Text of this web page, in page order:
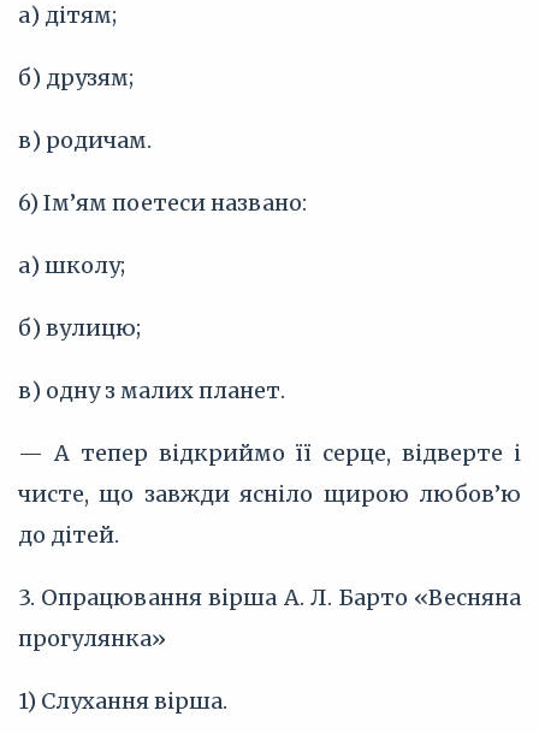
а) дітям;
б) друзям;
в) родичам.
6) Ім’ям поетеси названо:
а) школу;
б) вулицю;
в) одну з малих планет.
— А тепер відкриймо її серце, відверте і
чисте, що завжди ясніло щирою любов’ю
до дітей.
3. Опрацювання вірша А. Л. Барто «Весняна
прогулянка»
1) Слухання вірша.